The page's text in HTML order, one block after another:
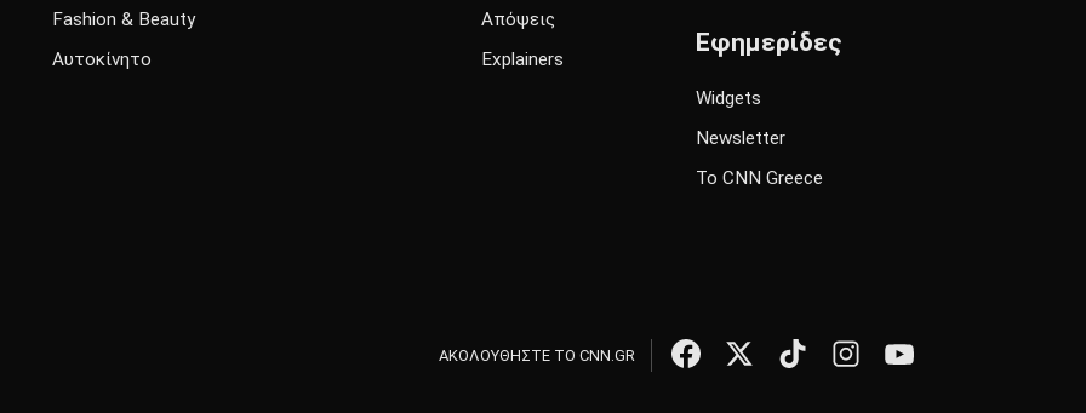
Fashion & Beauty
Αυτοκίνητο
Απόψεις
Explainers
Εφημερίδες
Widgets
Newsletter
Το CNN Greece
ΑΚΟΛΟΥΘΗΣΤΕ ΤΟ CNN.GR